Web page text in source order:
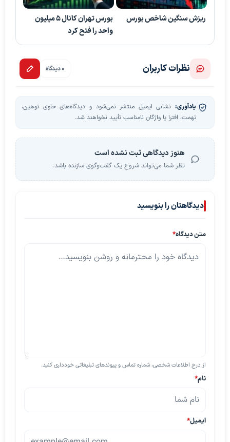
ریزش سنگین شاخص بورس
بورس تهران کانال 5 میلیون
واحد را فتح کرد
نظرات کاربران 0 دیدگاه
یادآوری: نشانی ایمیل منتشر نمی‌شود و دیدگاه‌های حاوی توهین،
تهمت، افترا یا واژگان نامناسب تأیید نخواهند شد.
هنوز دیدگاهی ثبت نشده است
نظر شما می‌تواند شروع یک گفت‌وگوی سازنده باشد.
دیدگاهتان را بنویسید
متن دیدگاه*
از درج اطلاعات شخصی، شماره تماس و پیوندهای تبلیغاتی خودداری کنید.
نام*
ایمیل*